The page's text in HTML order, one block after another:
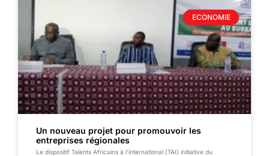
ECONOMIE
Un nouveau projet pour promouvoir les
entreprises régionales
Le dispositif Talents Africains à l’international (TAI) initiative du